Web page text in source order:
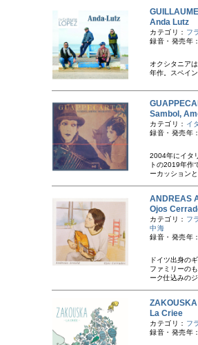
Anda Lutz
カテゴリ： フ
録音・発売年
オクシタニア
年作。スペイ
Sambol,
カテゴリ： イ
録音・発売年
2004年にイタ
トの2019年作
ーカッション
ANDREAS
Ojos
カテゴリ： フ
中海
録音・発売年
ドイツ出身の
ファミリーの
ーク仕込みの
La Criee
カテゴリ： フ
録音・発売年